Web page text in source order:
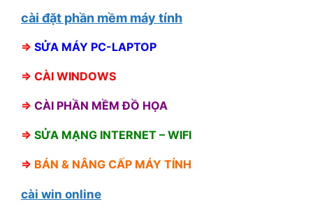
cài đặt phần mềm máy tính
⇒ SỬA MÁY PC-LAPTOP
⇒ CÀI WINDOWS
⇒ CÀI PHẦN MỀM ĐỒ HỌA
⇒ SỬA MẠNG INTERNET – WIFI
⇒ BÁN & NÂNG CẤP MÁY TÍNH
cài win online